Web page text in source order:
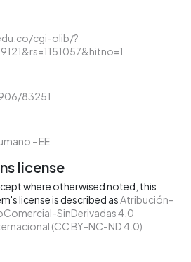
cgi-olib/?
83251
- EE
license
where otherwised noted, this
license is described asAtribución-
SinDerivadas 4.0
(CC BY-NC-ND 4.0)